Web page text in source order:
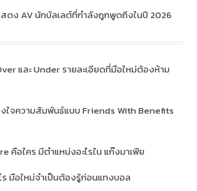
สดง AV นักบัลเลต์ที่กำลังถูกพูดถึงในปี 2026
และ Under รายละเอียดที่มือใหม่ต้องห้าม
งใจความสัมพันธ์แบบ Friends With Benefits
คือใคร มีตำแหน่งอะไรใน แก๊งมาเฟีย
ร มือใหม่จำเป็นต้องรู้ก่อนแทงบอล